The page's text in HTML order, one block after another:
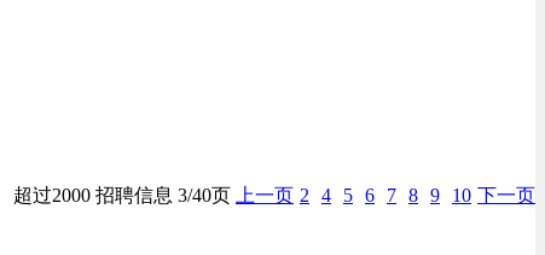
超过2000 招聘信息 3/40页 上一页 2 4 5 6 7 8 9 10 下一页